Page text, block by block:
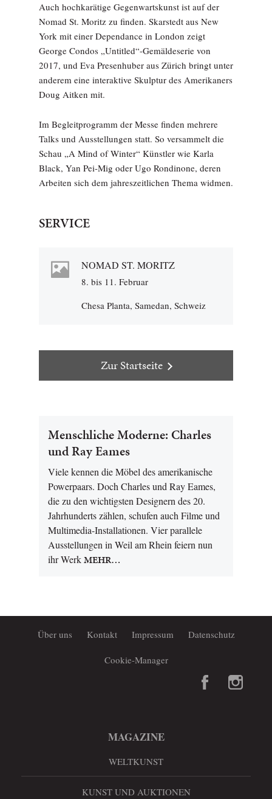
Auch hochkarätige Gegenwartskunst ist auf der
Nomad St. Moritz zu finden. Skarstedt aus New
York mit einer Dependance in London zeigt
George Condos „Untitled“-Gemäldeserie von
2017, und Eva Presenhuber aus Zürich bringt unter
anderem eine interaktive Skulptur des Amerikaners
Doug Aitken mit.
Im Begleitprogramm der Messe finden mehrere
Talks und Ausstellungen statt. So versammelt die
Schau „A Mind of Winter“ Künstler wie Karla
Black, Yan Pei-Mig oder Ugo Rondinone, deren
Arbeiten sich dem jahreszeitlichen Thema widmen.
SERVICE
NOMAD ST. MORITZ
8. bis 11. Februar
Chesa Planta, Samedan, Schweiz
Zur Startseite
Menschliche Moderne: Charles
und Ray Eames
Viele kennen die Möbel des amerikanische
Powerpaars. Doch Charles und Ray Eames,
die zu den wichtigsten Designern des 20.
Jahrhunderts zählen, schufen auch Filme und
Multimedia-Installationen. Vier parallele
Ausstellungen in Weil am Rhein feiern nun
ihr WerkMEHR…
Über uns Kontakt Impressum Datenschutz
Cookie-Manager
MAGAZINE
WELTKUNST
KUNST UND AUKTIONEN